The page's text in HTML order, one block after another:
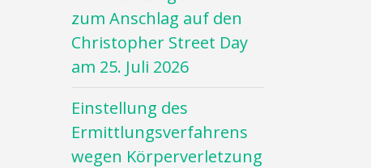
zum Anschlag auf den
Christopher Street Day
am 25. Juli 2026
Einstellung des
Ermittlungsverfahrens
wegen Körperverletzung